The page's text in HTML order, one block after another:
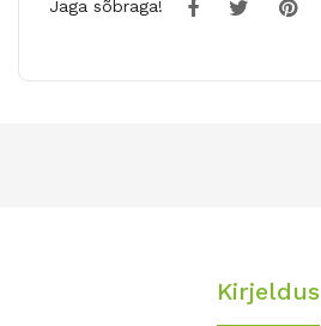
Jaga sõbraga!
Kirjeldus